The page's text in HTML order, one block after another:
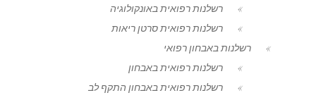
רשלנות רפואית באונקולוגיה
רשלנות רפואית סרטן ריאות
רשלנות באבחון רפואי
רשלנות רפואית באבחון
רשלנות רפואית באבחון התקף לב